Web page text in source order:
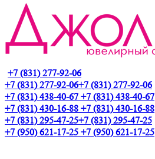
+7 (831) 277-92-06
+7 (831) 277-92-06+7 (831) 277-92-06
+7 (831) 438-40-67 +7 (831) 438-40-67
+7 (831) 430-16-88 +7 (831) 430-16-88
+7 (831) 295-47-25+7 (831) 295-47-25
+7 (950) 621-17-25 +7 (950) 621-17-25